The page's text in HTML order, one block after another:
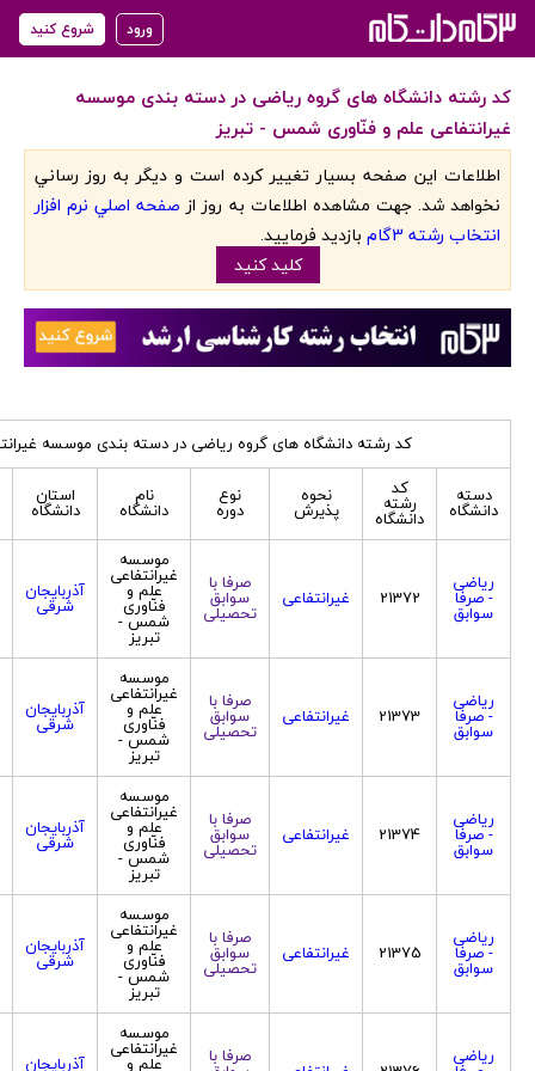
ورود شروع کنید
کد رشته دانشگاه های گروه ریاضی در دسته بندی موسسه
غیرانتفاعی علم و فنّاوری شمس - تبریز
اطلاعات اين صفحه بسيار تغيير کرده است و ديگر به روز رساني
نخواهد شد. جهت مشاهده اطلاعات به روز از صفحه اصلي نرم افزار
انتخاب رشته 3گام
بازديد فرماييد.
کليد کنيد
کد رشته دانشگاه های گروه ریاضی در دسته بندی موسسه
دسته
دانشگاه
کد
رشته
دانشگاه
نحوه
پذیرش
نوع
دوره
نام
دانشگاه
استان
دانشگاه
ریاضی
- صرفا
سوابق
21372 غیرانتفاعی
صرفا با
سوابق
تحصیلی
موسسه
غیرانتفاعی
علم و
فنّاوری
شمس -
تبریز
آذربایجان
شرقی
ریاضی
- صرفا
سوابق
21373 غیرانتفاعی
صرفا با
سوابق
تحصیلی
موسسه
غیرانتفاعی
علم و
فنّاوری
شمس -
تبریز
آذربایجان
شرقی
ریاضی
- صرفا
سوابق
21374 غیرانتفاعی
صرفا با
سوابق
تحصیلی
موسسه
غیرانتفاعی
علم و
فنّاوری
شمس -
تبریز
آذربایجان
شرقی
ریاضی
- صرفا
سوابق
21375 غیرانتفاعی
صرفا با
سوابق
تحصیلی
موسسه
غیرانتفاعی
علم و
فنّاوری
شمس -
تبریز
آذربایجان
شرقی
ریاضی صرفا با
موسسه
غیرانتفاعی
علم و آذربایجان